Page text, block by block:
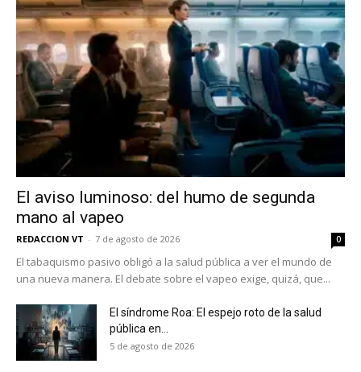
El aviso luminoso: del humo de segunda
mano al vapeo
REDACCION VT - 7 de agosto de 2026 0
El tabaquismo pasivo obligó a la salud pública a ver el mundo de
una nueva manera. El debate sobre el vapeo exige, quizá, que...
El síndrome Roa: El espejo roto de la salud
pública en...
5 de agosto de 2026